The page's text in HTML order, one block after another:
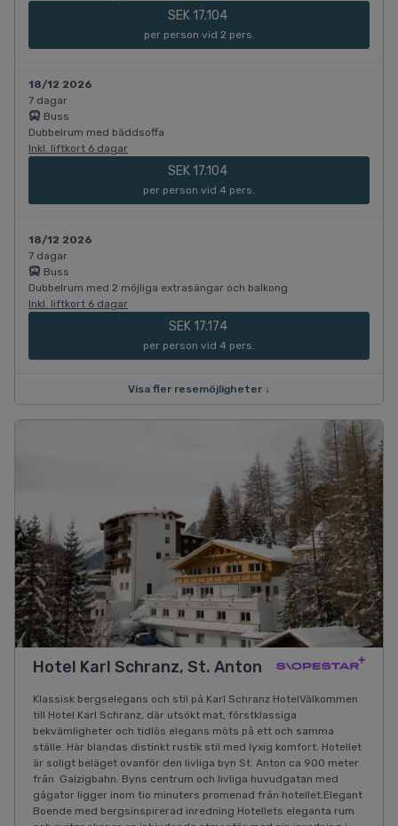
SEK 17.104
per person vid 2 pers.
18/12 2026
7 dagar
Buss
Dubbelrum med bäddsoffa
Inkl. liftkort 6 dagar
SEK 17.104
per person vid 4 pers.
18/12 2026
7 dagar
Buss
Dubbelrum med 2 möjliga extrasängar och balkong
Inkl. liftkort 6 dagar
SEK 17.174
per person vid 4 pers.
Visa fler resemöjligheter ↓
Hotel Karl Schranz, St. Anton
Klassisk bergselegans och stil på Karl Schranz HotelVälkommen
till Hotel Karl Schranz, där utsökt mat, förstklassiga
bekvämligheter och tidlös elegans möts på ett och samma
ställe. Här blandas distinkt rustik stil med lyxig komfort. Hotellet
är soligt beläget ovanför den livliga byn St. Anton ca 900 meter
från Galzigbahn. Byns centrum och livliga huvudgatan med
gågator ligger inom tio minuters promenad från hotellet.Elegant
Boende med bergsinspirerad inredning Hotellets eleganta rum